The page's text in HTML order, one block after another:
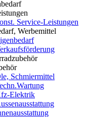
Service-Leistungen
Werbemittel
Schmiermittel
Elektrik